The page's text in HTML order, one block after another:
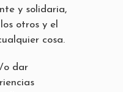
y solidaria,
otros y el
cosa.
o dar